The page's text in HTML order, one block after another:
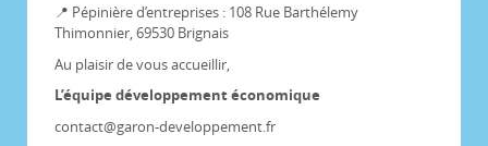
📍 Pépinière d’entreprises : 108 Rue Barthélemy
Thimonnier, 69530 Brignais
Au plaisir de vous accueillir,
L’équipe développement économique
contact@garon-developpement.fr